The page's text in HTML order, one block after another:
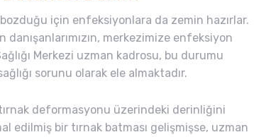
için enfeksiyonlara da zemin hazırlar.
danışanlarımızın, merkezimize enfeksiyon
Merkezi uzman kadrosu, bu durumu
sorunu olarak ele almaktadır.
deformasyonu üzerindeki derinliğini
edilmiş bir tırnak batması gelişmişse, uzman